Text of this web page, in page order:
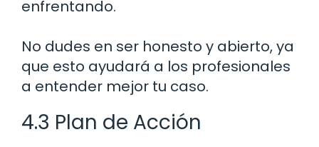
enfrentando.
No dudes en ser honesto y abierto, ya
que esto ayudará a los profesionales
a entender mejor tu caso.
4.3 Plan de Acción